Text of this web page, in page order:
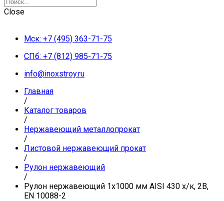
Close
Мск: +7 (495) 363-71-75
СПб: +7 (812) 985-71-75
info@inoxstroy.ru
Главная
/
Каталог товаров
/
Нержавеющий металлопрокат
/
Листовой нержавеющий прокат
/
Рулон нержавеющий
/
Рулон нержавеющий 1х1000 мм AISI 430 х/к, 2B,
EN 10088-2